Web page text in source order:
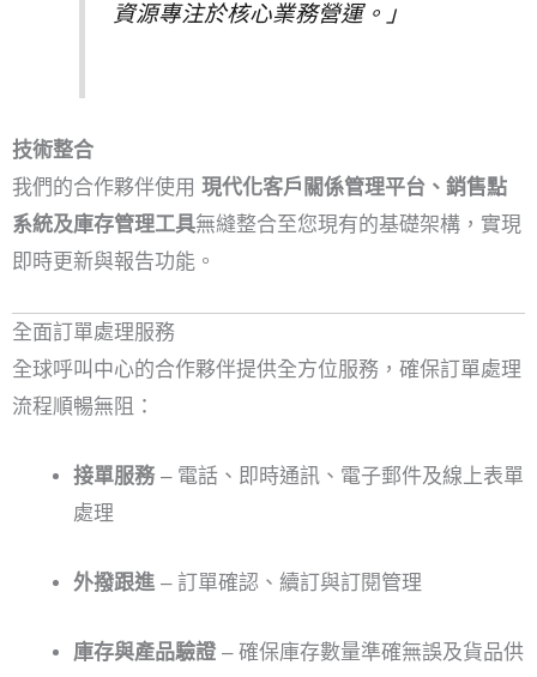
資源專注於核心業務營運。」
技術整合
我們的合作夥伴使用 現代化客戶關係管理平台、銷售點
系統及庫存管理工具無縫整合至您現有的基礎架構，實現
即時更新與報告功能。
全面訂單處理服務
全球呼叫中心的合作夥伴提供全方位服務，確保訂單處理
流程順暢無阻：
接單服務– 電話、即時通訊、電子郵件及線上表單
處理
外撥跟進– 訂單確認、續訂與訂閱管理
庫存與產品驗證 – 確保庫存數量準確無誤及貨品供